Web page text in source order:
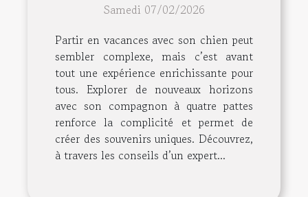
Samedi 07/02/2026
Partir en vacances avec son chien peut
sembler complexe, mais c’est avant
tout une expérience enrichissante pour
tous. Explorer de nouveaux horizons
avec son compagnon à quatre pattes
renforce la complicité et permet de
créer des souvenirs uniques. Découvrez,
à travers les conseils d’un expert...